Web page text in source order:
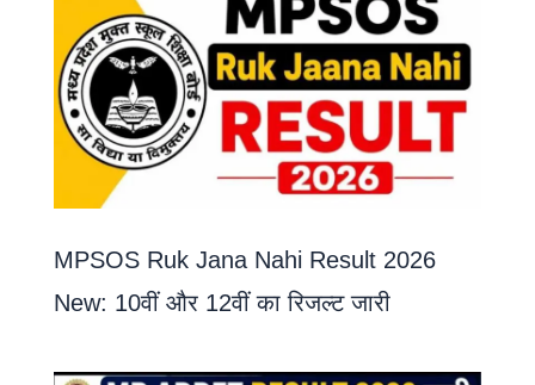
MPSOS Ruk Jana Nahi Result 2026
New: 10वीं और 12वीं का रिजल्ट जारी